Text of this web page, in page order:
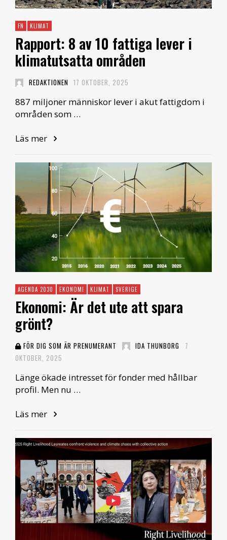
FN KLIMAT
Rapport: 8 av 10 fattiga lever i
klimatutsatta områden
REDAKTIONEN 17 OKTOBER, 2025
887 miljoner människor lever i akut fattigdom i
områden som …
Läs mer
AGENDA 2030 EKONOMI KLIMAT SVERIGE
Ekonomi: Är det ute att spara
grönt?
FÖR DIG SOM ÄR PRENUMERANT IDA THUNBORG
7
OKTOBER, 2025
Länge ökade intresset för fonder med hållbar
profil. Men nu …
Läs mer